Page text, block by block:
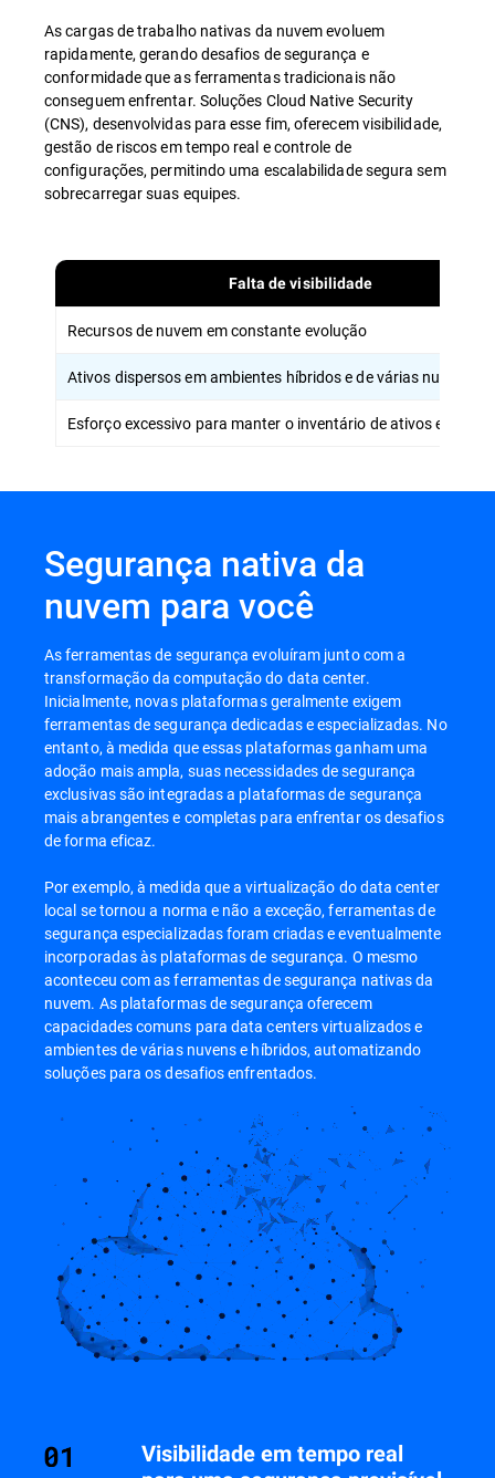
As cargas de trabalho nativas da nuvem evoluem
rapidamente, gerando desafios de segurança e
conformidade que as ferramentas tradicionais não
conseguem enfrentar. Soluções Cloud Native Security
(CNS), desenvolvidas para esse fim, oferecem visibilidade,
gestão de riscos em tempo real e controle de
configurações, permitindo uma escalabilidade segura sem
sobrecarregar suas equipes.
Falta de visibilidade
Recursos de nuvem em constante evolução
Ativos dispersos em ambientes híbridos e de várias nuvens
Esforço excessivo para manter o inventário de ativos em
Segurança nativa da
nuvem para você
As ferramentas de segurança evoluíram junto com a
transformação da computação do data center.
Inicialmente, novas plataformas geralmente exigem
ferramentas de segurança dedicadas e especializadas. No
entanto, à medida que essas plataformas ganham uma
adoção mais ampla, suas necessidades de segurança
exclusivas são integradas a plataformas de segurança
mais abrangentes e completas para enfrentar os desafios
de forma eficaz.
Por exemplo, à medida que a virtualização do data center
local se tornou a norma e não a exceção, ferramentas de
segurança especializadas foram criadas e eventualmente
incorporadas às plataformas de segurança. O mesmo
aconteceu com as ferramentas de segurança nativas da
nuvem. As plataformas de segurança oferecem
capacidades comuns para data centers virtualizados e
ambientes de várias nuvens e híbridos, automatizando
soluções para os desafios enfrentados.
Visibilidade em tempo real